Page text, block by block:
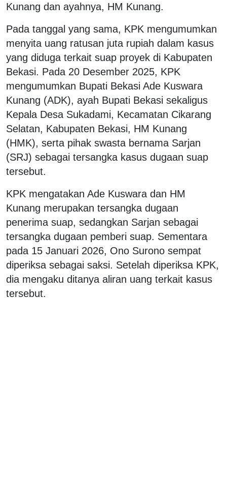
Kunang dan ayahnya, HM Kunang.
Pada tanggal yang sama, KPK mengumumkan
menyita uang ratusan juta rupiah dalam kasus
yang diduga terkait suap proyek di Kabupaten
Bekasi. Pada 20 Desember 2025, KPK
mengumumkan Bupati Bekasi Ade Kuswara
Kunang (ADK), ayah Bupati Bekasi sekaligus
Kepala Desa Sukadami, Kecamatan Cikarang
Selatan, Kabupaten Bekasi, HM Kunang
(HMK), serta pihak swasta bernama Sarjan
(SRJ) sebagai tersangka kasus dugaan suap
tersebut.
KPK mengatakan Ade Kuswara dan HM
Kunang merupakan tersangka dugaan
penerima suap, sedangkan Sarjan sebagai
tersangka dugaan pemberi suap. Sementara
pada 15 Januari 2026, Ono Surono sempat
diperiksa sebagai saksi. Setelah diperiksa KPK,
dia mengaku ditanya aliran uang terkait kasus
tersebut.